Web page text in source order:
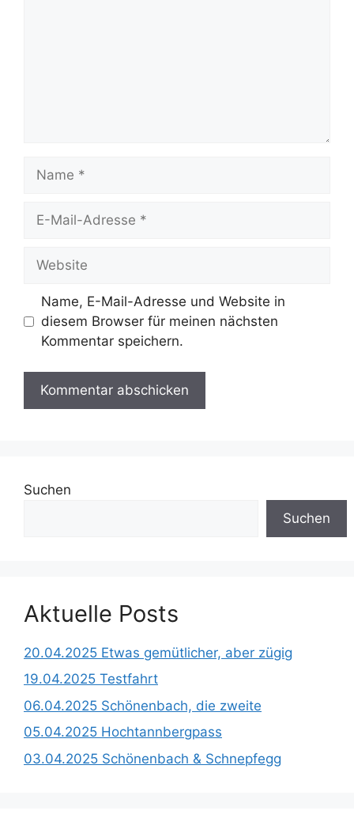
Name
Website
Name, E-Mail-Adresse und Website in
diesem Browser für meinen nächsten
Kommentar speichern.
Suchen
Suchen
Aktuelle Posts
20.04.2025 Etwas gemütlicher, aber zügig
19.04.2025 Testfahrt
06.04.2025 Schönenbach, die zweite
05.04.2025 Hochtannbergpass
03.04.2025 Schönenbach & Schnepfegg